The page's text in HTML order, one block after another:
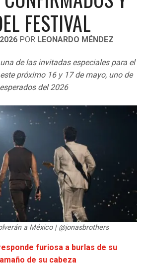
FESTIVAL
POR LEONARDO MÉNDEZ
de las invitadas especiales para el
próximo 16 y 17 de mayo, uno de
del 2026
a México | @jonasbrothers
furiosa a burlas de su
de su cabeza